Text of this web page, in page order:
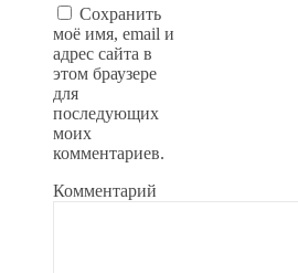
Сохранить
моё имя, email и
адрес сайта в
этом браузере
для
последующих
моих
комментариев.
Комментарий